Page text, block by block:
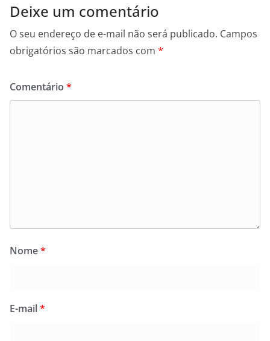
Deixe um comentário
O seu endereço de e-mail não será publicado. Campos
obrigatórios são marcados com *
Comentário *
Nome*
E-mail*